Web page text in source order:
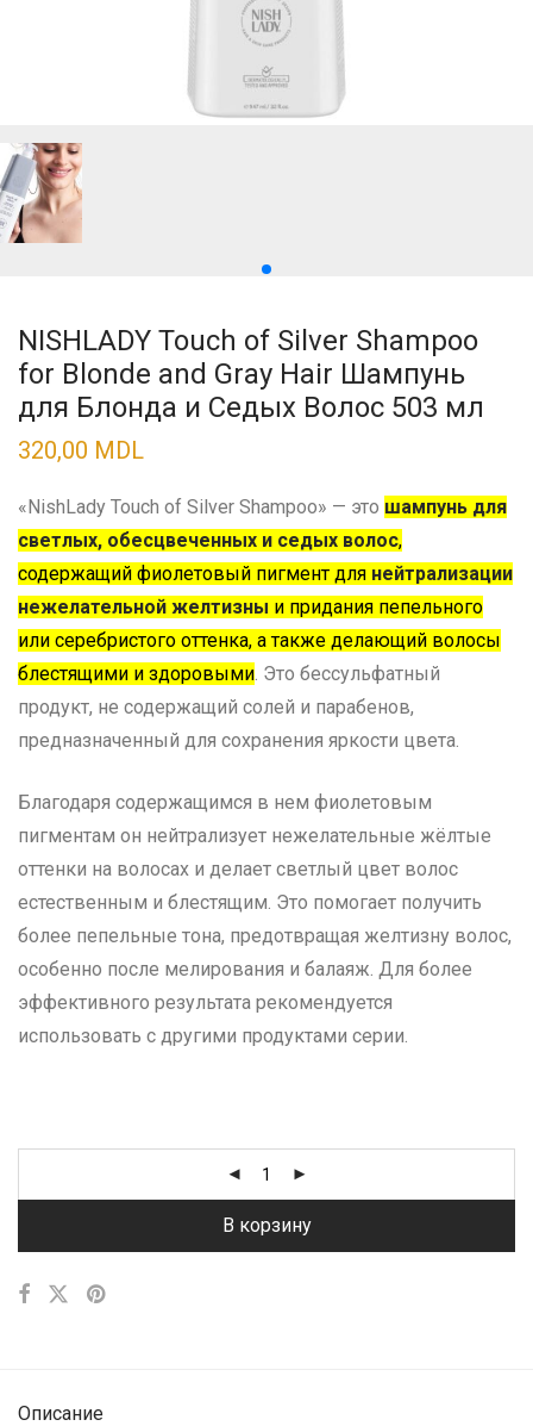
NISHLADY Touch of Silver Shampoo
for Blonde and Gray Hair Шампунь
для Блонда и Седых Волос 503 мл
320,00 MDL
«NishLady Touch of Silver Shampoo» — это шампунь для
светлых, обесцвеченных и седых волос,
содержащий фиолетовый пигмент для нейтрализации
нежелательной желтизны и придания пепельного
или серебристого оттенка, а также делающий волосы
блестящими и здоровыми . Это бессульфатный
продукт, не содержащий солей и парабенов,
предназначенный для сохранения яркости цвета.
Благодаря содержащимся в нем фиолетовым
пигментам он нейтрализует нежелательные жёлтые
оттенки на волосах и делает светлый цвет волос
естественным и блестящим. Это помогает получить
более пепельные тона, предотвращая желтизну волос,
особенно после мелирования и балаяж. Для более
эффективного результата рекомендуется
использовать с другими продуктами серии.
В корзину
Описание